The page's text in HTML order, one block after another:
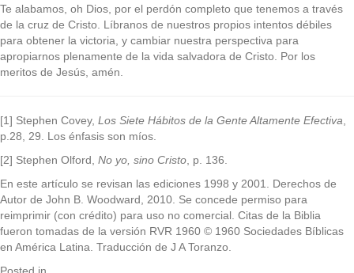
Te alabamos, oh Dios, por el perdón completo que tenemos a través
de la cruz de Cristo. Líbranos de nuestros propios intentos débiles
para obtener la victoria, y cambiar nuestra perspectiva para
apropiarnos plenamente de la vida salvadora de Cristo. Por los
meritos de Jesús, amén.
[1] Stephen Covey, Los Siete Hábitos de la Gente Altamente Efectiva
p.28, 29. Los énfasis son míos.
[2] Stephen Olford, No yo, sino Cristo , p. 136.
En este artículo se revisan las ediciones 1998 y 2001. Derechos de
Autor de John B. Woodward, 2010. Se concede permiso para
reimprimir (con crédito) para uso no comercial. Citas de la Biblia
fueron tomadas de la versión RVR 1960 © 1960 Sociedades Bíblicas
en América Latina. Traducción de J A Toranzo.